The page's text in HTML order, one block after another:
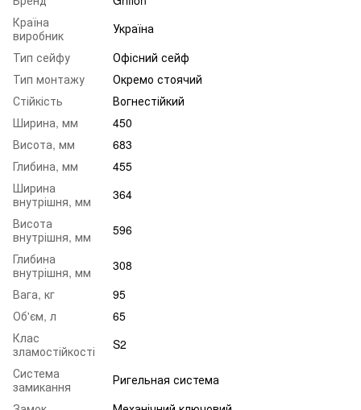
Країна
виробник
Україна
Тип сейфу
Офісний сейф
Тип монтажу
Окремо стоячий
Стійкість
Вогнестійкий
Ширина, мм
450
Висота, мм
683
Глибина, мм
455
Ширина
внутрішня, мм
364
Висота
внутрішня, мм
596
Глибина
внутрішня, мм
308
Вага, кг
95
Об'єм, л
65
Клас
зламостійкості
S2
Система
замикання
Ригельная система